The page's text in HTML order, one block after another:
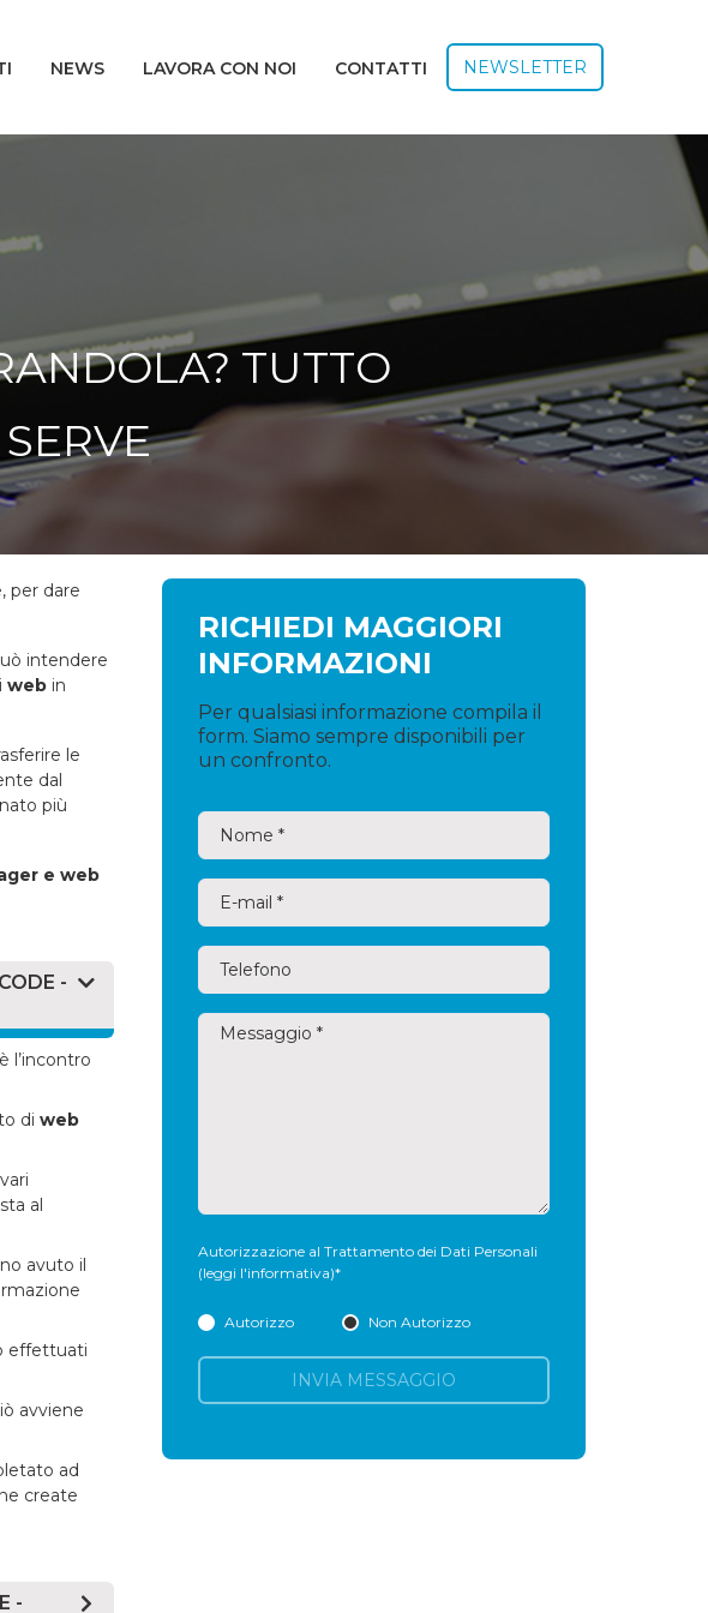
NEWS LAVORA CON NOI CONTATTI NEWSLETTER
TUTTO
per dare
intendere
web in
le
dal
più
e web
-
l’incontro
di web
al
avuto il
effettuati
avviene
ad
create
-
RICHIEDI MAGGIORI
INFORMAZIONI
Per qualsiasi informazione compila il
form. Siamo sempre disponibili per
un confronto.
Autorizzazione al Trattamento dei Dati Personali
(leggi l'informativa)*
Autorizzo Non Autorizzo
INVIA MESSAGGIO